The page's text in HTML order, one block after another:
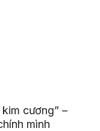
cương” –
mình